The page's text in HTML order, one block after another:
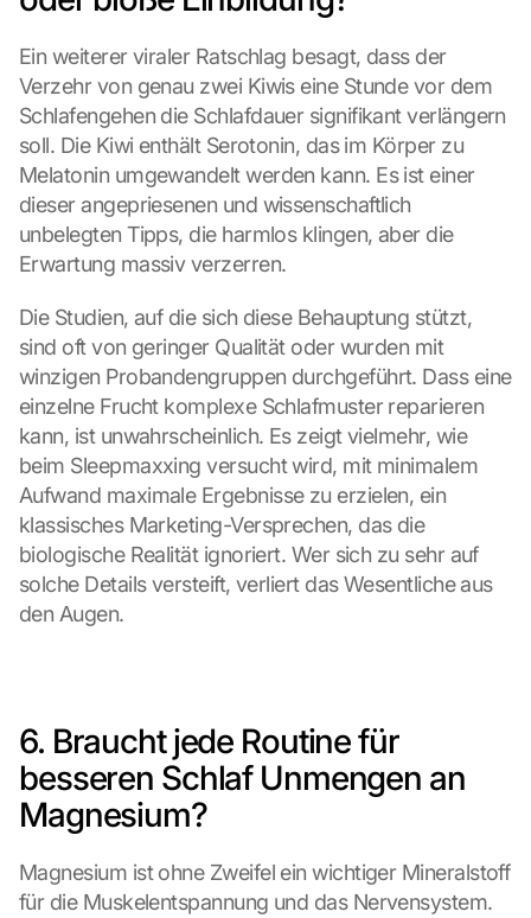
Ein weiterer viraler Ratschlag besagt, dass der
Verzehr von genau zwei Kiwis eine Stunde vor dem
Schlafengehen die Schlafdauer signifikant verlängern
soll. Die Kiwi enthält Serotonin, das im Körper zu
Melatonin umgewandelt werden kann. Es ist einer
dieser angepriesenen und wissenschaftlich
unbelegten Tipps, die harmlos klingen, aber die
Erwartung massiv verzerren.
Die Studien, auf die sich diese Behauptung stützt,
sind oft von geringer Qualität oder wurden mit
winzigen Probandengruppen durchgeführt. Dass eine
einzelne Frucht komplexe Schlafmuster reparieren
kann, ist unwahrscheinlich. Es zeigt vielmehr, wie
beim Sleepmaxxing versucht wird, mit minimalem
Aufwand maximale Ergebnisse zu erzielen, ein
klassisches Marketing-Versprechen, das die
biologische Realität ignoriert. Wer sich zu sehr auf
solche Details versteift, verliert das Wesentliche aus
den Augen.
6. Braucht jede Routine für
besseren Schlaf Unmengen an
Magnesium?
Magnesium ist ohne Zweifel ein wichtiger Mineralstoff
für die Muskelentspannung und das Nervensystem.